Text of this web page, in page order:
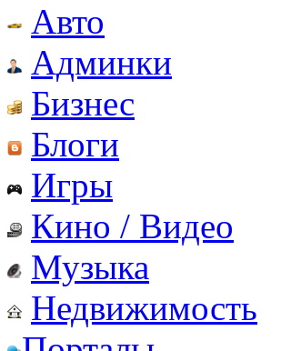
Авто
Админки
Бизнес
Блоги
Игры
Кино / Видео
Музыка
Недвижимость